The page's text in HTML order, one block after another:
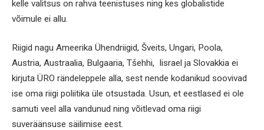
kelle valitsus on rahva teenistuses ning kes globalistide
võimule ei allu.
Riigid nagu Ameerika Ühendriigid, Šveits, Ungari, Poola,
Austria, Austraalia, Bulgaaria, Tšehhi, Iisrael ja Slovakkia ei
kirjuta ÜRO rändeleppele alla, sest nende kodanikud soovivad
ise oma riigi poliitika üle otsustada. Usun, et eestlased ei ole
samuti veel alla vandunud ning võitlevad oma riigi
suveräänsuse säilimise eest.